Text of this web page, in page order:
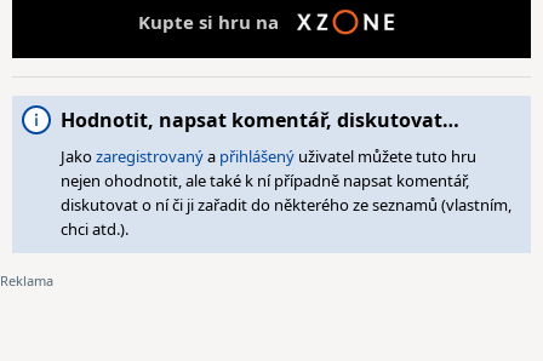
Kupte si hru na
Hodnotit, napsat komentář, diskutovat…
Jakozaregistrovanýa přihlášený uživatel můžete tuto hru
nejen ohodnotit, ale také k ní případně napsat komentář,
diskutovat o ní či ji zařadit do některého ze seznamů (vlastním,
chci atd.).